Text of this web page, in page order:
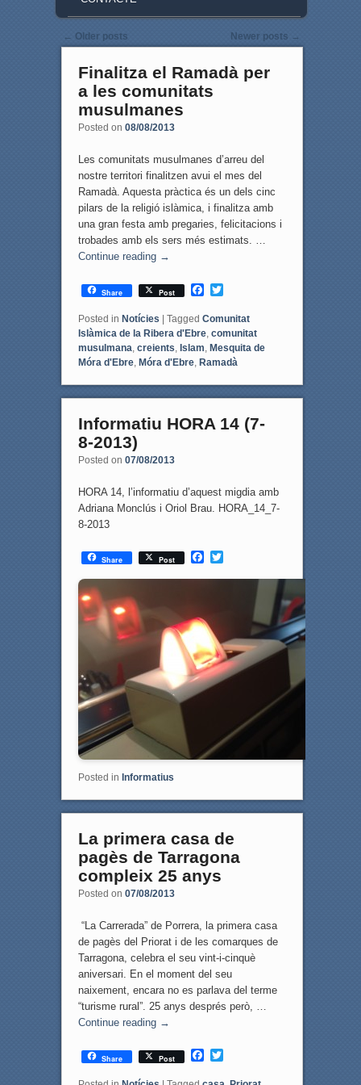
Post navigation
← Older posts Newer posts →
Finalitza el Ramadà per
a les comunitats
musulmanes
Posted on 08/08/2013
Les comunitats musulmanes d’arreu del
nostre territori finalitzen avui el mes del
Ramadà. Aquesta pràctica és un dels cinc
pilars de la religió islàmica, i finalitza amb
una gran festa amb pregaries, felicitacions i
trobades amb els sers més estimats. …
Continue reading →
Share Post
F
c
e
b
o
o
T
i
t
t
e
r
Posted in Notícies | Tagged Comunitat
Islàmica de la Ribera d'Ebre, comunitat
musulmana creients Islam Mesquita de
Móra d'Ebre, Móra d'Ebre, Ramadà
Informatiu HORA 14 (7-
8-2013)
Posted on 07/08/2013
HORA 14, l’informatiu d’aquest migdia amb
Adriana Monclús i Oriol Brau. HORA_14_7-
8-2013
Share Post
F
c
o
o
k
T
i
Posted in Informatius
La primera casa de
pagès de Tarragona
compleix 25 anys
Posted on 07/08/2013
“La Carrerada” de Porrera, la primera casa
de pagès del Priorat i de les comarques de
Tarragona, celebra el seu vint-i-cinquè
aniversari. En el moment del seu
naixement, encara no es parlava del terme
“turisme rural”. 25 anys després però, …
Continue reading →
Share Post
F
c
T
i